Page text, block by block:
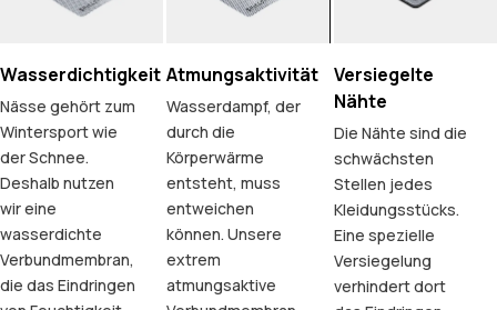
Wasserdichtigkeit
Nässe gehört zum
Wintersport wie
der Schnee.
Deshalb nutzen
wir eine
wasserdichte
Verbundmembran,
die das Eindringen
Atmungsaktivität
Wasserdampf, der
durch die
Körperwärme
entsteht, muss
entweichen
können. Unsere
extrem
atmungsaktive
Versiegelte
Nähte
Die Nähte sind die
schwächsten
Stellen jedes
Kleidungsstücks.
Eine spezielle
Versiegelung
verhindert dort